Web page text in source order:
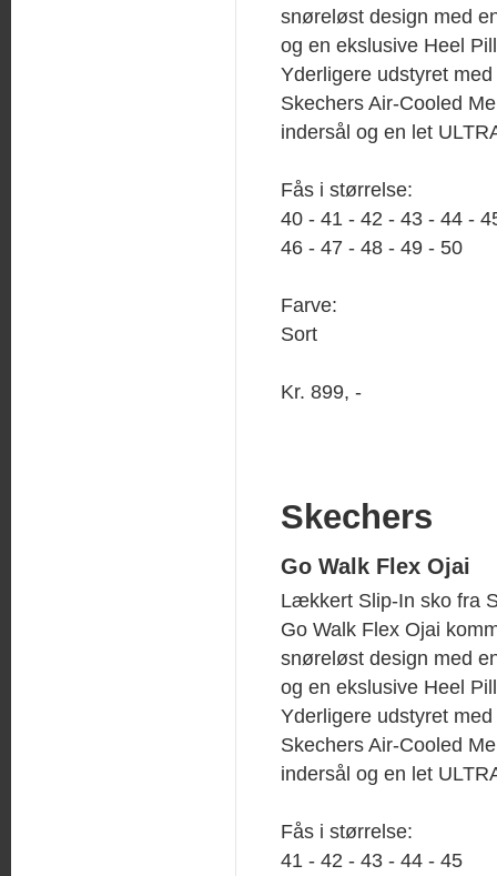
snøreløst design med
og en ekslusive Heel
Yderligere udstyret
Skechers Air-Cooled
indersål og en let
Fås i størrelse:
40 - 41 - 42 - 43 - 44 -
46 - 47 - 48 - 49 - 50
Farve:
Sort
Kr. 899, -
Skechers
Go Walk Flex Ojai
Lækkert Slip-In sko fra
Go Walk Flex Ojai
snøreløst design med
og en ekslusive Heel
Yderligere udstyret
Skechers Air-Cooled
indersål og en let
Fås i størrelse:
41 - 42 - 43 - 44 - 45